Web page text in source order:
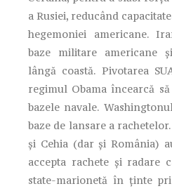
a Rusiei, reducând
hegemoniei americane.
baze militare americane
lângă coastă. Pivotarea
regimul Obama încearcă
bazele navale.
baze de lansare a
și Cehia (dar și România)
accepta rachete și radare
state-marionetă în ținte